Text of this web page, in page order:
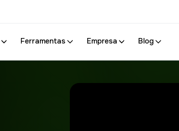
Ferramentas Empresa Blog